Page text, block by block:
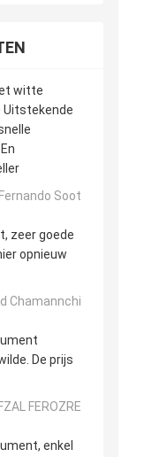
witte
Soot
zeer goede
opnieuw
Chamannchi
De prijs
FEROZRE
enkel